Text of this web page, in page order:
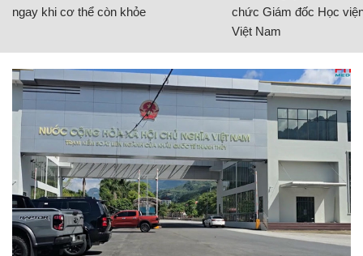
ngay khi cơ thể còn khỏe
chức Giám đốc Học
Việt Nam